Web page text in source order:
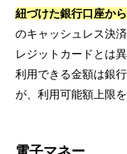
紐づけた銀行口座か
のキャッシュレス決
レジットカードとは
利用できる金額は銀
が、利用可能額上限